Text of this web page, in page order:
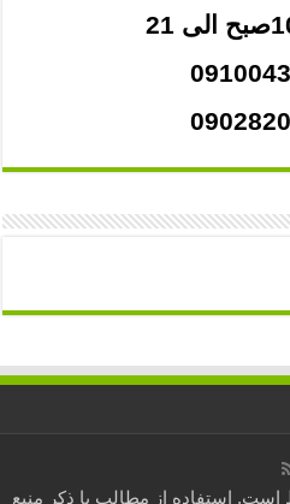
استفاده از مطالب با ذکر منبع